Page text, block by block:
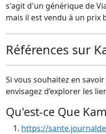
s'agit d'un générique de
mais il est vendu à un prix
Références sur
Si vous souhaitez en
envisagez d’explorer les
Qu'est-ce Que
https://